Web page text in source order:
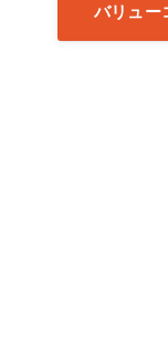
バリュー